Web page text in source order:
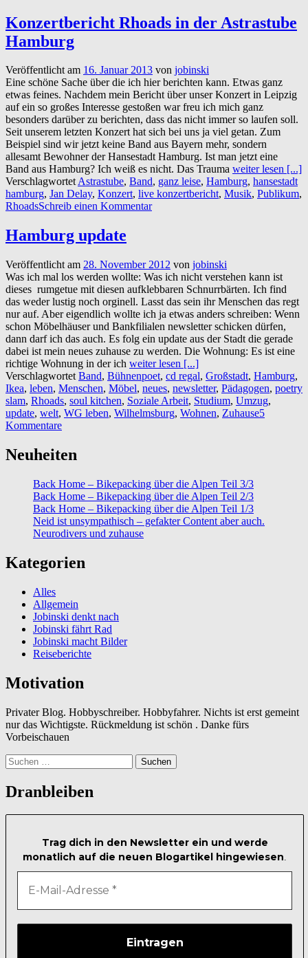
Konzertbericht Rhoads in der Astrastube
Hamburg
Veröffentlicht am 16. Januar 2013 von jobinski
Eine schöne Sache über die ich hier berichten kann. Etwas ganz
etwas feines. Nachdem mein Bericht über unser Konzert in Leipzig
auf ein so großes Interesse gestoßen war freu ich mich ganz
besonders darüber zu berichten, dass das nicht immer so laufen soll.
Seit unserem letzten Konzert hat sich bei uns ja viel getan. Zum
Beispiel sind wir jetzt keine Band aus Bayern mehr, sondern
allesamt Bewohner der Hansestadt Hamburg. Ist man jetzt eine
Band aus Hamburg? Ich weiß es nicht. Das Trauma weiter lesen [...]
VerschlagwortetAstrastube, Band, ganz leise, Hamburg, hansestadt
hamburg, Jan Delay, Konzert, live konzertbericht, Musik, Publikum,
RhoadsSchreib einen Kommentar
Hamburg update
Veröffentlicht am 28. November 2012 von jobinski
Was ich mal los werden wollte: Was ich nicht verstehen kann ist
dieses rumgetue mit diesen aufklebbaren Schnurrbärten. Ich find
das weder lustig noch orginell. Lasst das sein ihr Menschen das regt
nur auf. Aber eigendlich wollte ich ja etwas anders schreiben: Wenn
schon Möbelhäuser und Bankfilialen newsletter schicken dürfen,
dann darf ich das auch. Es folg ein update aus der Stadt die gerade
dabei ist mein neues zuhause zu werden. Die Wohnung: Es ist eine
richtige Wohnung in der ich weiter lesen [...]
Verschlagwortet Band, Bühnenpoet, cd regal, Großstadt, Hamburg,
Ikea, leben, Menschen, Möbel, neues, newsletter, Pädagogen, poetry
slam, Rhoads, soul kitchen, Soziale Arbeit, Studium, Umzug,
update, welt, WG leben, Wilhelmsburg, Wohnen, Zuhause5
Kommentare
Neuheiten
Back Home – Bikepacking über die Alpen Teil 3/3
Back Home – Bikepacking über die Alpen Teil 2/3
Back Home – Bikepacking über die Alpen Teil 1/3
Neid ist unsympathisch – gefakter Content aber auch.
Neurodivers und zuhause
Kategorien
Alles
Allgemein
Jobinski denkt nach
Jobinski fährt Rad
Jobinski macht Bilder
Reiseberichte
Motivation
Privater Blog. Hobbyschreiber. Hobbyfahrer. Nichts ist erst gemeint
nur das Wichtigste. Rückmeldung ist schön . Danke fürs
Vorbeischauen
Suchen
nach:
Dranbleiben
Trag dich in den Newsletter ein und werde
monatlich auf die neuen Blogartikel hingewiesen.